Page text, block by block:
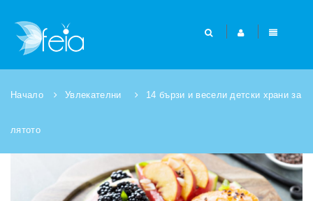
Начало Увлекателни 14 бързи и весели детски храни за
лятото